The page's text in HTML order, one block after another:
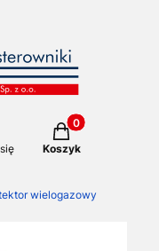
Produkty w
Koszyk
wielogazowy